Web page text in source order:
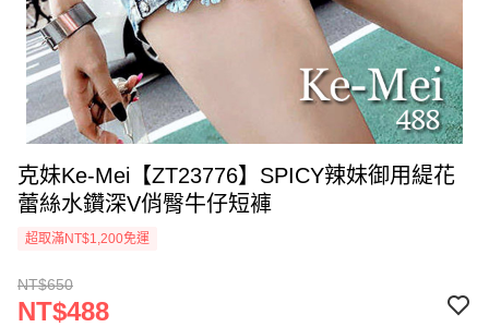
克妹Ke-Mei【ZT23776】SPICY辣妹御用緹花
蕾絲水鑽深V俏臀牛仔短褲
超取滿NT$1,200免運
NT$650
NT$488